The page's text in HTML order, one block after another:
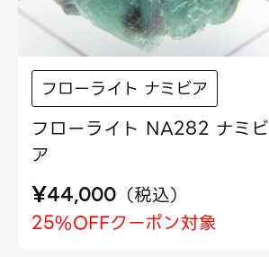
フローライト ナミビア
フローライト NA282 ナミビ
ア
¥44,000 （税込）
25%OFFクーポン対象